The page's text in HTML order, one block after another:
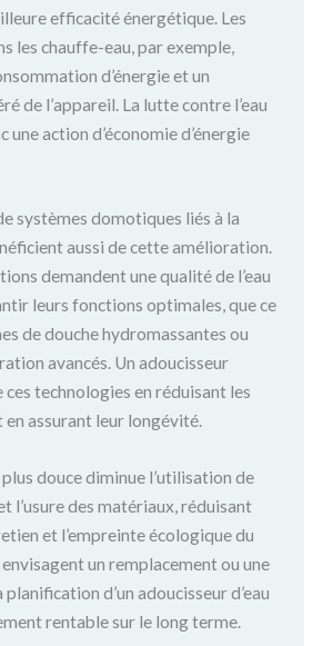
efficacité énergétique. Les
les chauffe-eau, par exemple,
d’énergie et un
de l’appareil. La lutte contre l’eau
une action d’économie d’énergie
systèmes domotiques liés à la
aussi de cette amélioration.
demandent une qualité de l’eau
leurs fonctions optimales, que ce
de douche hydromassantes ou
avancés. Un adoucisseur
technologies en réduisant les
en assurant leur longévité.
douce diminue l’utilisation de
l’usure des matériaux, réduisant
et l’empreinte écologique du
un remplacement ou une
d’un adoucisseur d’eau
rentable sur le long terme.